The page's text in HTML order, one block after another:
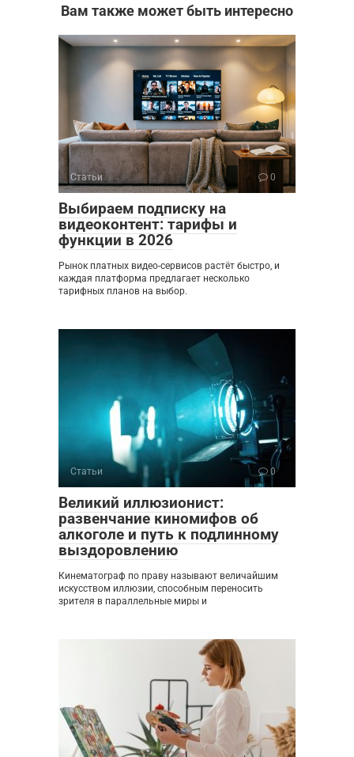
Вам также может быть интересно
Статьи 0
Выбираем подписку на
видеоконтент: тарифы и
функции в 2026
Рынок платных видео-сервисов растёт быстро, и
каждая платформа предлагает несколько
тарифных планов на выбор.
Статьи 0
Великий иллюзионист:
развенчание киномифов об
алкоголе и путь к подлинному
выздоровлению
Кинематограф по праву называют величайшим
искусством иллюзии, способным переносить
зрителя в параллельные миры и